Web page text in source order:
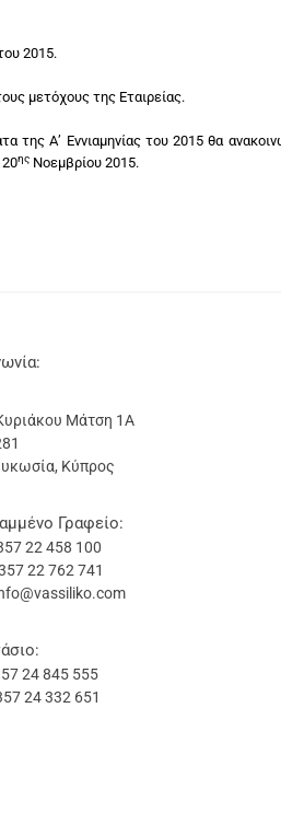
2015.
μετόχους της Εταιρείας.
της Α’ Εννιαμηνίας του 2015 θα
20ης Νοεμβρίου 2015.
Μάτση 1Α
Κύπρος
Γραφείο:
22 458 100
22 762 741
24 845 555
24 332 651